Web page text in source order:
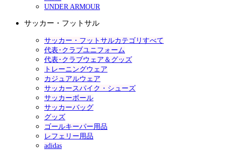
UNDER ARMOUR
サッカー・フットサル
サッカー・フットサルカテゴリすべて
代表･クラブユニフォーム
代表･クラブウェア＆グッズ
トレーニングウェア
カジュアルウェア
サッカースパイク・シューズ
サッカーボール
サッカーバッグ
グッズ
ゴールキーパー用品
レフェリー用品
adidas